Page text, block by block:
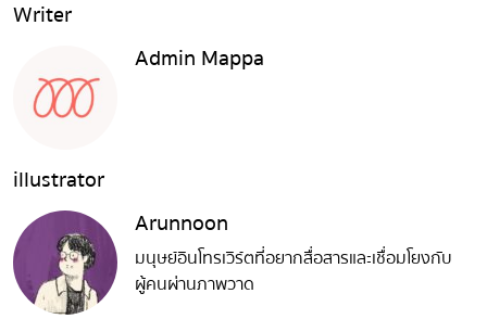
Writer
Admin Mappa
illustrator
Arunnoon
มนุษย์อินโทรเวิร์ตที่อยากสื่อสารและเชื่อมโยงกับ
ผู้คนผ่านภาพวาด